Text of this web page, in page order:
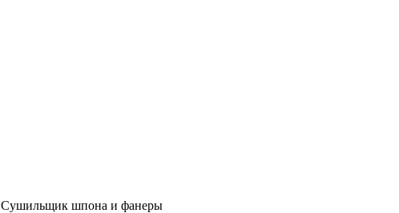
Сушильщик шпона и фанеры